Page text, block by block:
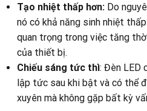
Tạo nhiệt thấp hơn: Do
nó có khả năng sinh nhiệt
quan trọng trong việc tăng
của thiết bị.
Chiếu sáng tức thì: Đèn LED
lập tức sau khi bật và có thể
xuyên mà không gặp bất kỳ